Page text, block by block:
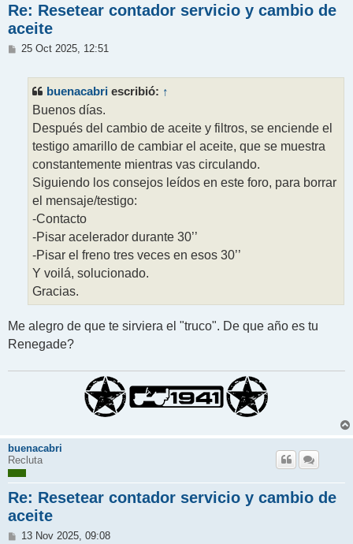
Re: Resetear contador servicio y cambio de
aceite
M
25 Oct 2025, 12:51
buenacabri escribió: ↑
Buenos días.
Después del cambio de aceite y filtros, se enciende el
testigo amarillo de cambiar el aceite, que se muestra
constantemente mientras vas circulando.
Siguiendo los consejos leídos en este foro, para borrar
el mensaje/testigo:
-Contacto
-Pisar acelerador durante 30’’
-Pisar el freno tres veces en esos 30’’
Y voilá, solucionado.
Gracias.
Me alegro de que te sirviera el "truco". De que año es tu
Renegade?
buenacabri
Recluta
Re: Resetear contador servicio y cambio de
aceite
M13 Nov 2025, 09:08